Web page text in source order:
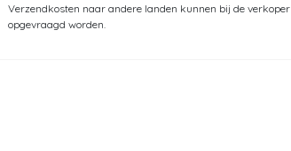
Verzendkosten naar andere landen kunnen bij de verkoper
opgevraagd worden.